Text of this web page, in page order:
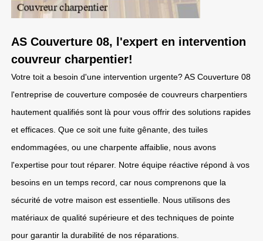
AS Couverture 08, l'expert en intervention
couvreur charpentier!
Votre toit a besoin d'une intervention urgente? AS Couverture 08
l'entreprise de couverture composée de couvreurs charpentiers
hautement qualifiés sont là pour vous offrir des solutions rapides
et efficaces. Que ce soit une fuite gênante, des tuiles
endommagées, ou une charpente affaiblie, nous avons
l'expertise pour tout réparer. Notre équipe réactive répond à vos
besoins en un temps record, car nous comprenons que la
sécurité de votre maison est essentielle. Nous utilisons des
matériaux de qualité supérieure et des techniques de pointe
pour garantir la durabilité de nos réparations.